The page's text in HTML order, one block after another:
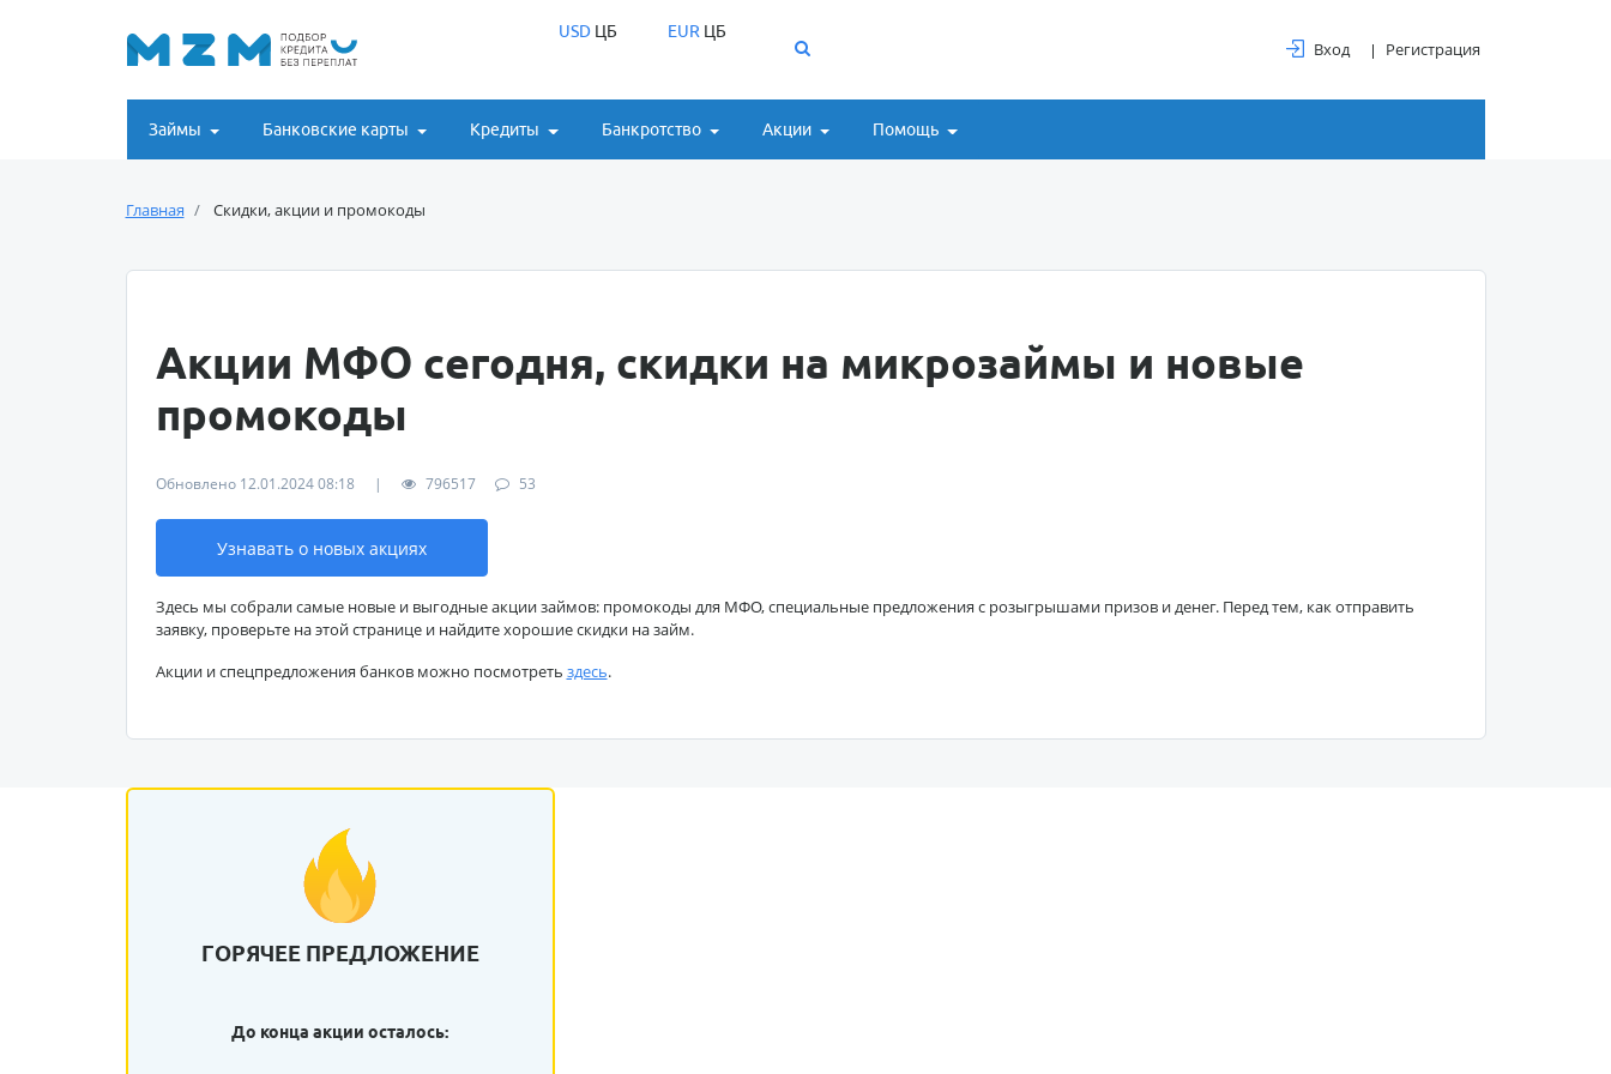
USDЦБ EUR ЦБ
Вход Регистрация
Займы Банковские карты Кредиты Банкротство Акции Помощь
Главная Скидки, акции и промокоды
Акции МФО сегодня, скидки на микрозаймы и новые
промокоды
Обновлено 12.01.2024 08:18 | 796517 53
Узнавать о новых акциях
Здесь мы собрали самые новые и выгодные акции займов: промокоды для МФО, специальные предложения с розыгрышами призов и денег. Перед тем, как отправить
заявку, проверьте на этой странице и найдите хорошие скидки на займ.
Акции и спецпредложения банков можно посмотреть здесь.
ГОРЯЧЕЕ ПРЕДЛОЖЕНИЕ
До конца акции осталось: